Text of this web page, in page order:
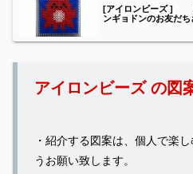
[アイロンビーズ ]
ンギョドンのお友だち
アイロンビーズ の図
・紹介する図案は、個人で楽
うお願い致します。